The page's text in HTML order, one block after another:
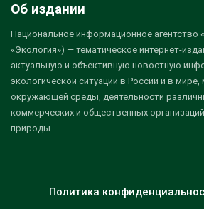
Об издании
Национальное информационное агентство
«Экология») — тематическое интернет-
актуальную и объективную новостную
экологической ситуации в России и в мире,
окружающей среды, деятельности
коммерческих и общественных
природы.
Политика